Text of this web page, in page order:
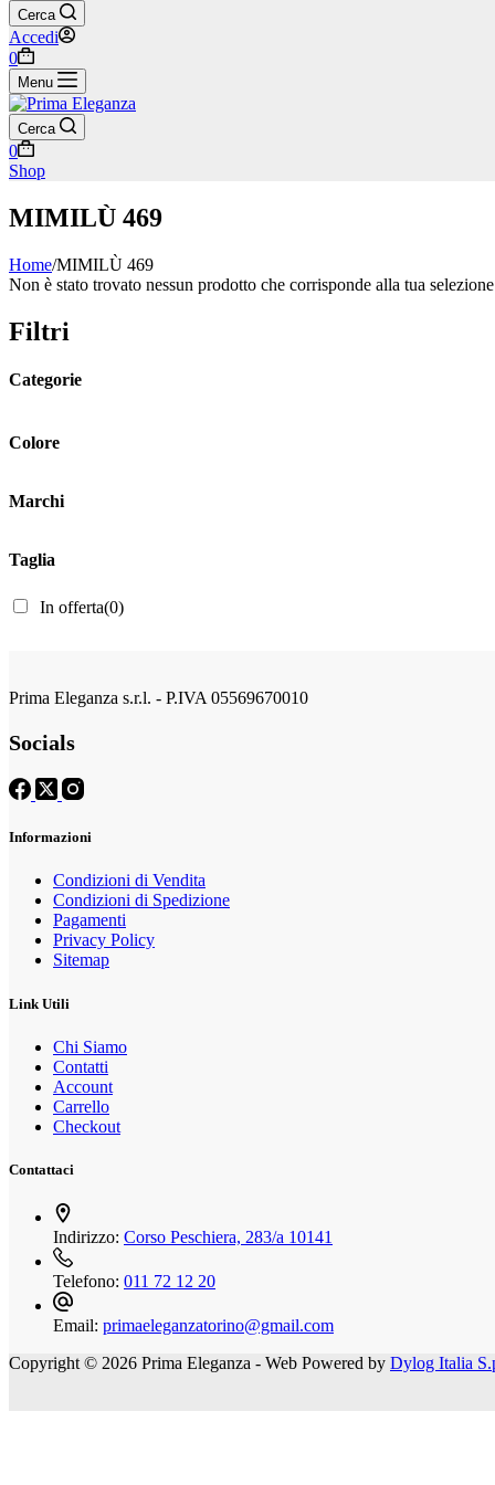
Cerca
Accedi
Carrello
0
Menu
Cerca
Carrello
0
Shop
MIMILÙ 469
Home/MIMILÙ 469
Non è stato trovato nessun prodotto che corrisponde alla tua
Filtri
Categorie
Colore
Marchi
Taglia
In offerta(0)
Prima Eleganza s.r.l. - P.IVA 05569670010
Socials
Informazioni
Condizioni di Vendita
Condizioni di Spedizione
Pagamenti
Privacy Policy
Sitemap
Link Utili
Chi Siamo
Contatti
Account
Carrello
Checkout
Contattaci
Indirizzo: Corso Peschiera, 283/a 10141
Telefono: 011 72 12 20
Email: primaeleganzatorino@gmail.com
Copyright © 2026 Prima Eleganza - Web Powered by Dylog Italia